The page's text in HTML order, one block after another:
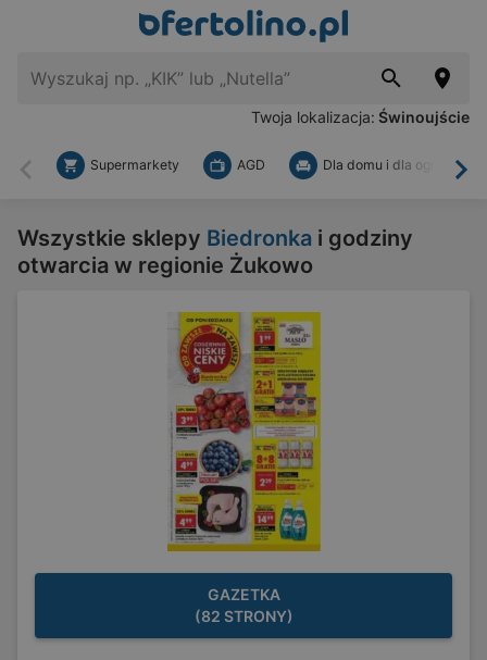
Twoja lokalizacja: Świnoujście
Wstecz
Supermarkety AGD Dla domu i dla ogrodu
Wszystkie sklepy Biedronka i godziny
otwarcia w regionie Żukowo
GAZETKA
(82 STRONY)